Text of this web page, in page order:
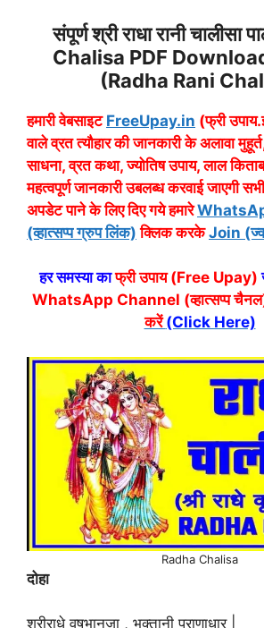
संपूर्ण श्री राधा रानी चालीसा
Chalisa PDF
(Radha Rani
हमारी वेबसाइट FreeUpay.in (फ्री
वाले व्रत त्यौहार की जानकारी के अलावा
साधना, व्रत कथा, ज्योतिष उपाय, लाल
महत्वपूर्ण जानकारी उबलब्ध करवाई जाएगी
अपडेट पाने के लिए दिए गये हमारे
(व्हात्सप्प ग्रुप लिंक) क्लिक करकेJoin
हर समस्या काफ्री उपाय (Free Upay)
WhatsApp Channel (व्हात्सप्प
करें(Click Here)
Radha Chalisa
दोहा
श्रीराधे वृषभानुजा , भक्तानी प्राणाधार |